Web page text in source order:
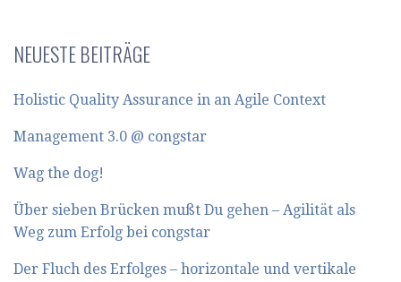
NEUESTE BEITRÄGE
Holistic Quality Assurance in an Agile Context
Management 3.0 @ congstar
Wag the dog!
Über sieben Brücken mußt Du gehen – Agilität als
Weg zum Erfolg bei congstar
Der Fluch des Erfolges – horizontale und vertikale